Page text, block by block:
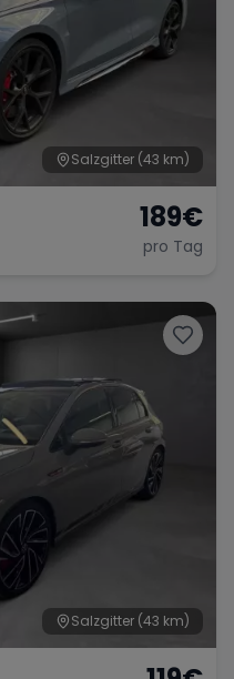
Salzgitter (43 km)
189€
pro Tag
Salzgitter (43 km)